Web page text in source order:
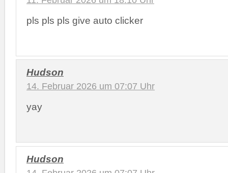
pls pls pls give auto clicker
Hudson
14. Februar 2026 um 07:07 Uhr
yay
Hudson